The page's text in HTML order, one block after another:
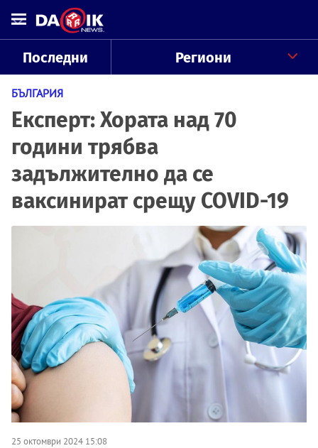
Последни Региони
БЪЛГАРИЯ
Експерт: Хората над 70
години трябва
задължително да се
ваксинират срещу COVID-19
25 октомври 2024 15:08